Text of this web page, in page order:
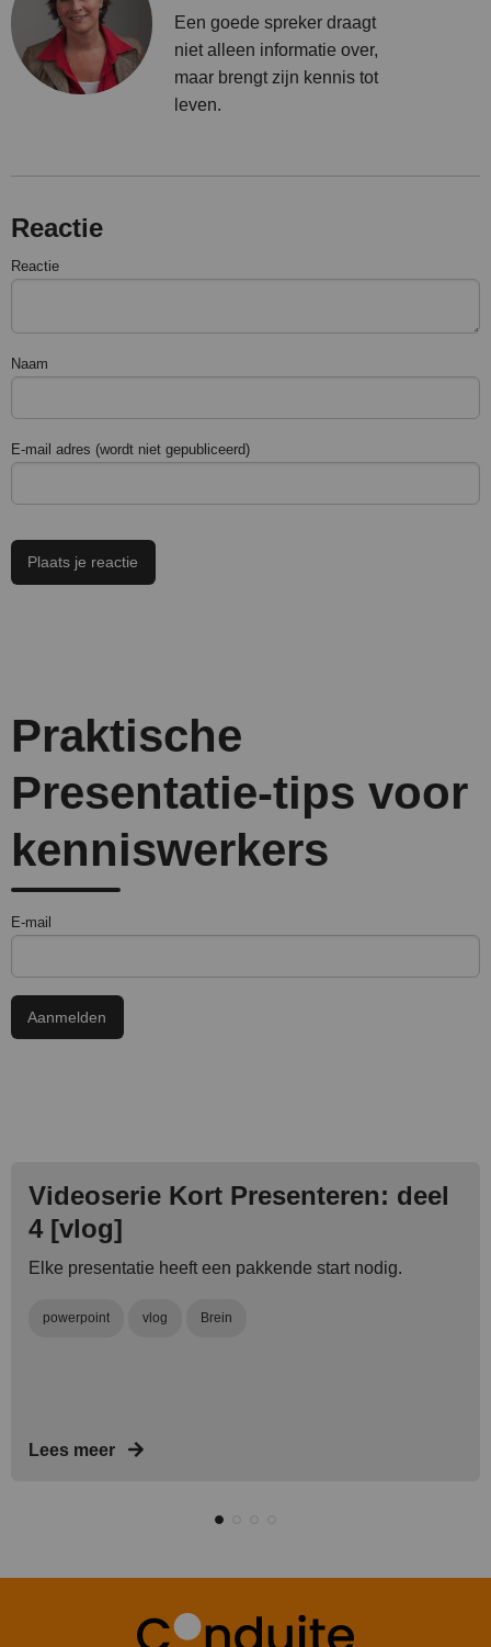
Een goede spreker draagt
niet alleen informatie over,
maar brengt zijn kennis tot
leven.
Reactie
Reactie
Naam
E-mail adres (wordt niet gepubliceerd)
Praktische
Presentatie-tips voor
kenniswerkers
E-mail
Videoserie Kort Presenteren: deel
4 [vlog]
Elke presentatie heeft een pakkende start nodig.
powerpoint vlog Brein
Lees meer